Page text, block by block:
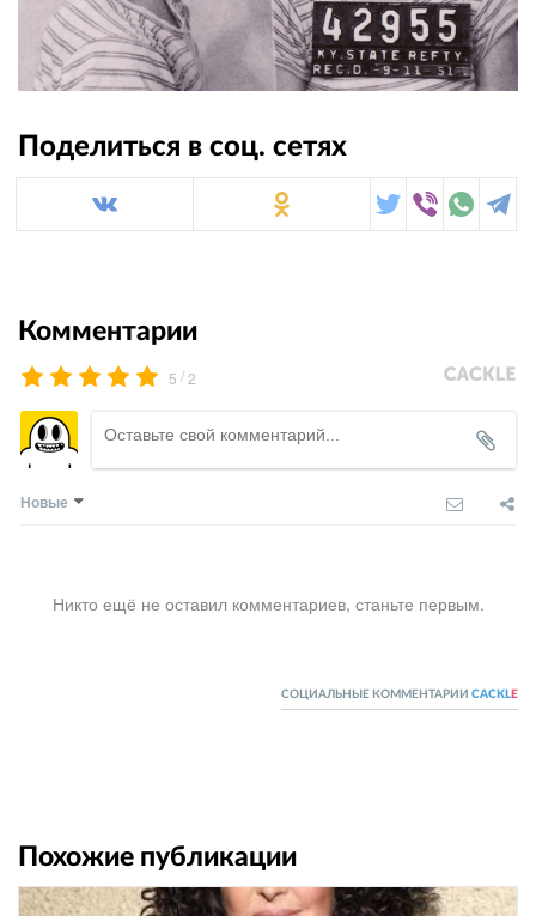
Поделиться в соц. сетях
Комментарии
5 /2
Новые
Никто ещё не оставил комментариев, станьте первым.
СОЦИАЛЬНЫЕ КОММЕНТАРИИ CACKL E
Похожие публикации